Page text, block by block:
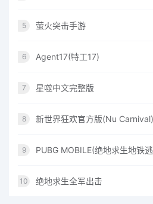
5 萤火突击手游
6 Agent17(特工17)
7 星噬中文完整版
8 新世界狂欢官方版(Nu Carnival)
9 PUBG MOBILE(绝地求生地铁
10 绝地求生全军出击